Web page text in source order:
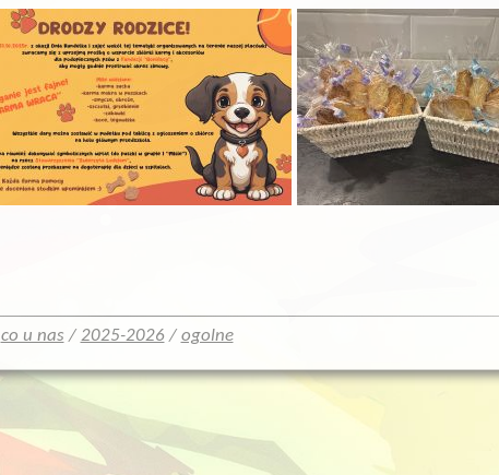
co u nas / 2025-2026 / ogolne